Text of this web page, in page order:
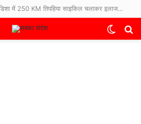
टूटे पैर, बुलंद हौसले! ओडिशा में 250 KM तिपहिया साइकिल चलाकर इलाज कराने अस्पताल पहुंचे 65 साल के बुजुर्ग
Switch